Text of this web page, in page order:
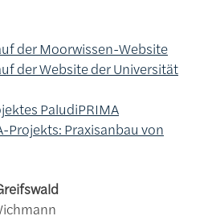
der Moorwissen-Website
der Website der Universität
PaludiPRIMA
Projekts: Praxisanbau von